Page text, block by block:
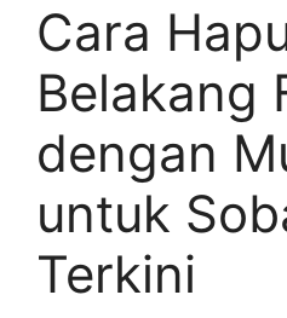
Cara
Belakang
dengan
untuk
Terkini